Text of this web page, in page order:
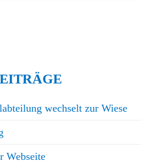
wechselt zur Wiese
Webseite